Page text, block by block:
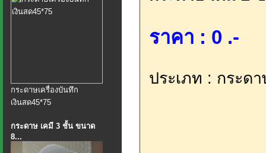
กระดาษเครื่องบันทึก
เงินสด45*75
กระดาษ เคมี 3 ชั้น ขนาด
8...
ราคา : 0 .-
ประเภท : กระด